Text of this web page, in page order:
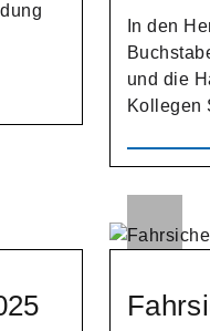
In den
und die
Kollegen